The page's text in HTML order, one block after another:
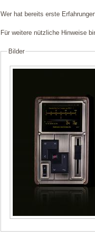
Wer hat bereits erste
Für weitere nützliche Hinweise
Bilder